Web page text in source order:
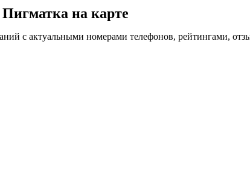
на карте
с актуальными номерами телефонов, рейтингами,